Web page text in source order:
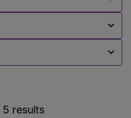
5 results